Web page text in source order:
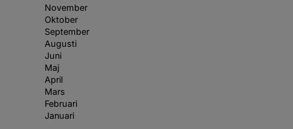
November
Oktober
September
Augusti
Juni
Maj
April
Mars
Februari
Januari